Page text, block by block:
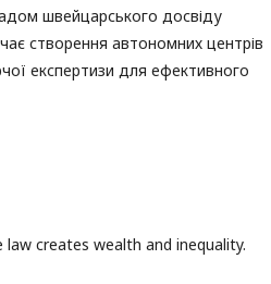
швейцарського досвіду
створення автономних центрів
експертизи для ефективного
creates wealth and inequality.